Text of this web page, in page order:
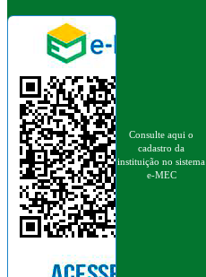
Consulte aqui o
cadastro da
instituição no sistema
e-MEC